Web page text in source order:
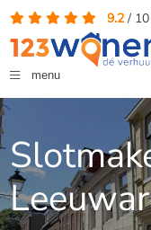
9.2/ 10
menu